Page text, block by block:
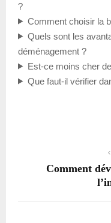
?
Comment choisir la
Quels sont les
déménagement ?
Est-ce moins cher
Que faut-il vérifier
Comment